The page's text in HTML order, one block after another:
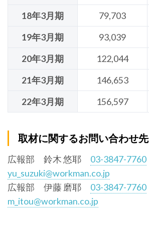
18年3月期
79,703
19年3月期
93,039
20年3月期
122,044
21年3月期
146,653
22年3月期
156,597
取材に関するお問い合わせ先
広報部 鈴木 悠耶 03-3847-7760
yu_suzuki@workman.co.jp
広報部 伊藤 磨耶 03-3847-7760
m_itou@workman.co.jp